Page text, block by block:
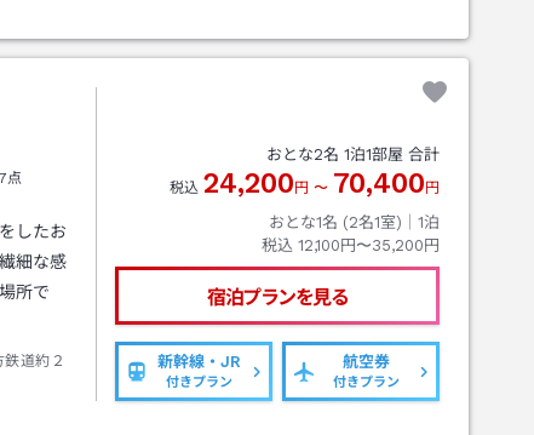
点
したお
細な感
所で
道約２
おとな2名 1泊1部屋 合計
税込 24,200 円 〜 70,400 円
おとな1名 (2名1室)｜ 1泊
税込 12,100円〜35,200円
宿泊プランを見る
新幹線・JR
付きプラン
航空券
付きプラン